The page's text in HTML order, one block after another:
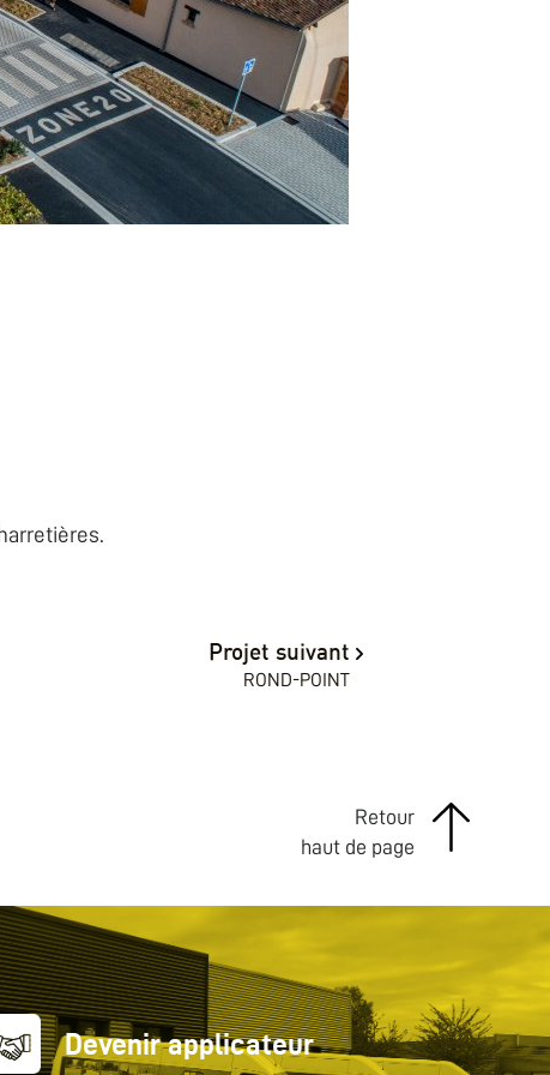
Projet suivant
ROND-POINT
Retour
haut de page
Devenir applicateur